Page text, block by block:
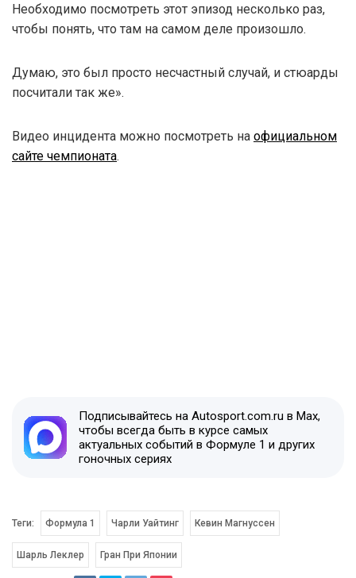
Необходимо посмотреть этот эпизод несколько раз,
чтобы понять, что там на самом деле произошло.
Думаю, это был просто несчастный случай, и стюарды
посчитали так же».
Видео инцидента можно посмотреть на официальном
сайте чемпионата.
Подписывайтесь на Autosport.com.ru в Max,
чтобы всегда быть в курсе самых
актуальных событий в Формуле 1 и других
гоночных сериях
Теги: Формула 1 Чарли Уайтинг Кевин Магнуссен
Шарль Леклер Гран При Японии